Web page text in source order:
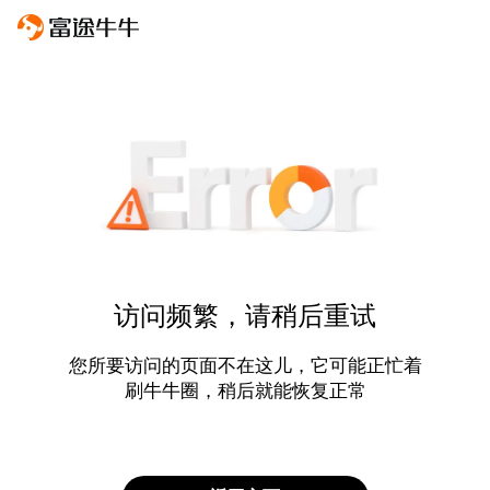
访问频繁，请稍后重试
您所要访问的页面不在这儿，它可能正忙着
刷牛牛圈，稍后就能恢复正常